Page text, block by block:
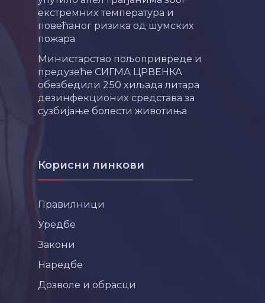
екстремних температура и
повећаног ризика од шумских
пожара
Министарство пољопривреде и
предузеће СИГМА ЦРВЕНКА
обезбедили 250 хиљада литара
дезинфекционих средстава за
сузбијање болести животиња
Корисни линкови
Правилници
Уредбе
Закони
Наредбе
Дозволе и обрасци